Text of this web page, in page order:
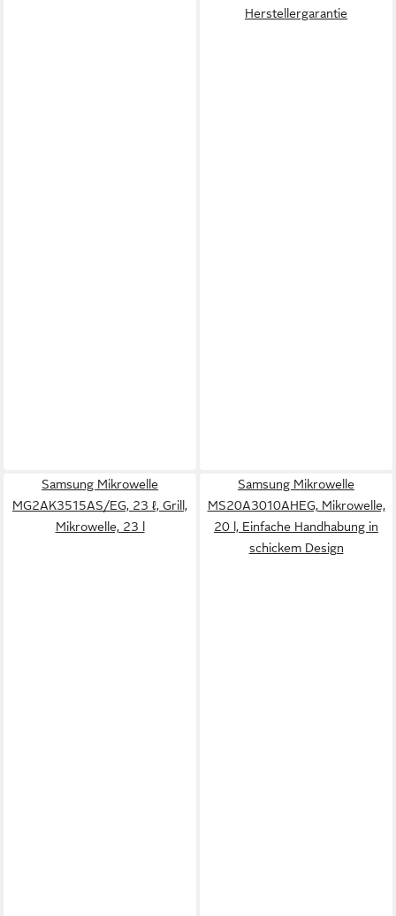
Herstellergarantie
Samsung Mikrowelle
MG2AK3515AS/EG, 23 ℓ, Grill,
Mikrowelle, 23 l
Samsung Mikrowelle
MS20A3010AHEG, Mikrowelle,
20 l, Einfache Handhabung in
schickem Design